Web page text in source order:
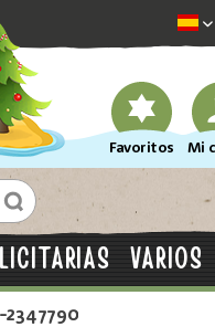
Favoritos Mi
VARIOS
2347790